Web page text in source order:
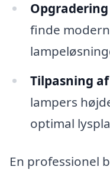
finde
Tilpasning
lampers
optimal
En professionel